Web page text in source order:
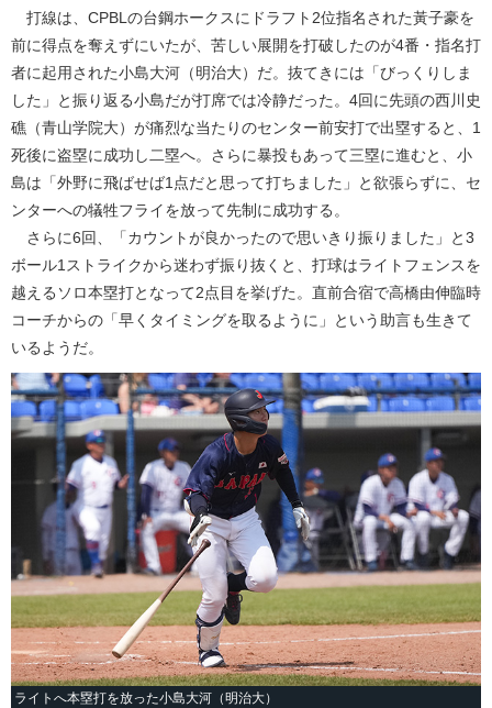
打線は、CPBLの台鋼ホークスにドラフト2位指名された黃子豪を
前に得点を奪えずにいたが、苦しい展開を打破したのが4番・指名打
者に起用された小島大河（明治大）だ。抜てきには「びっくりしま
した」と振り返る小島だが打席では冷静だった。4回に先頭の西川史
礁（青山学院大）が痛烈な当たりのセンター前安打で出塁すると、1
死後に盗塁に成功し二塁へ。さらに暴投もあって三塁に進むと、小
島は「外野に飛ばせば1点だと思って打ちました」と欲張らずに、セ
ンターへの犠牲フライを放って先制に成功する。
さらに6回、「カウントが良かったので思いきり振りました」と3
ボール1ストライクから迷わず振り抜くと、打球はライトフェンスを
越えるソロ本塁打となって2点目を挙げた。直前合宿で高橋由伸臨時
コーチからの「早くタイミングを取るように」という助言も生きて
いるようだ。
ライトへ本塁打を放った小島大河（明治大）